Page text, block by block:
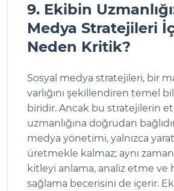
9. Ekibin
Medya Stratejileri
Neden Kritik?
Sosyal medya stratejileri, bir
varlığını şekillendiren temel
biridir. Ancak bu stratejilerin
uzmanlığına doğrudan
medya yönetimi, yalnızca
üretmekle kalmaz; aynı
kitleyi anlama, analiz etme ve
sağlama becerisini de içerir.